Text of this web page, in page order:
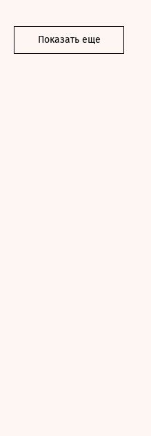
Показать еще